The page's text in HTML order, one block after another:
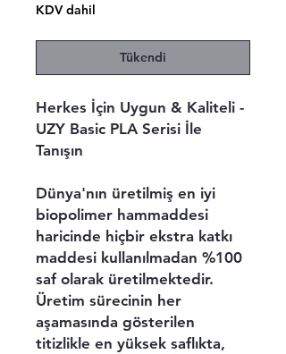
KDV dahil
Tükendi
Herkes İçin Uygun & Kaliteli -
UZY Basic PLA Serisi İle
Tanışın
Dünya'nın üretilmiş en iyi
biopolimer hammaddesi
haricinde hiçbir ekstra katkı
maddesi kullanılmadan %100
saf olarak üretilmektedir.
Üretim sürecinin her
aşamasında gösterilen
titizlikle en yüksek saflıkta,